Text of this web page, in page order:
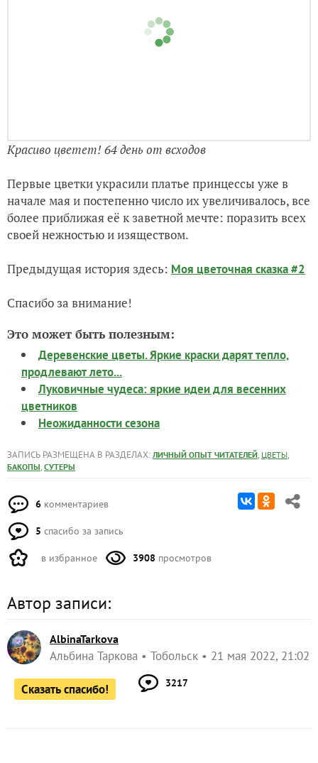
Красиво цветет! 64 день от всходов
Первые цветки украсили платье принцессы уже в
начале мая и постепенно число их увеличивалось, все
более приближая её к заветной мечте: поразить всех
своей нежностью и изяществом.
Предыдущая история здесь: Моя цветочная сказка #2
Спасибо за внимание!
Это может быть полезным:
Деревенские цветы. Яркие краски дарят тепло,
продлевают лето...
Луковичные чудеса: яркие идеи для весенних
цветников
Неожиданности сезона
ЗАПИСЬ РАЗМЕЩЕНА В РАЗДЕЛАХ: ЛИЧНЫЙ ОПЫТ ЧИТАТЕЛЕЙ, ЦВЕТЫ,
БАКОПЫ, СУТЕРЫ
6 комментариев
5 спасибо за запись
в избранное 3908 просмотров
Автор записи:
AlbinaTarkova
Альбина Таркова Тобольск 21 мая 2022, 21:02
Сказать спасибо! 3217